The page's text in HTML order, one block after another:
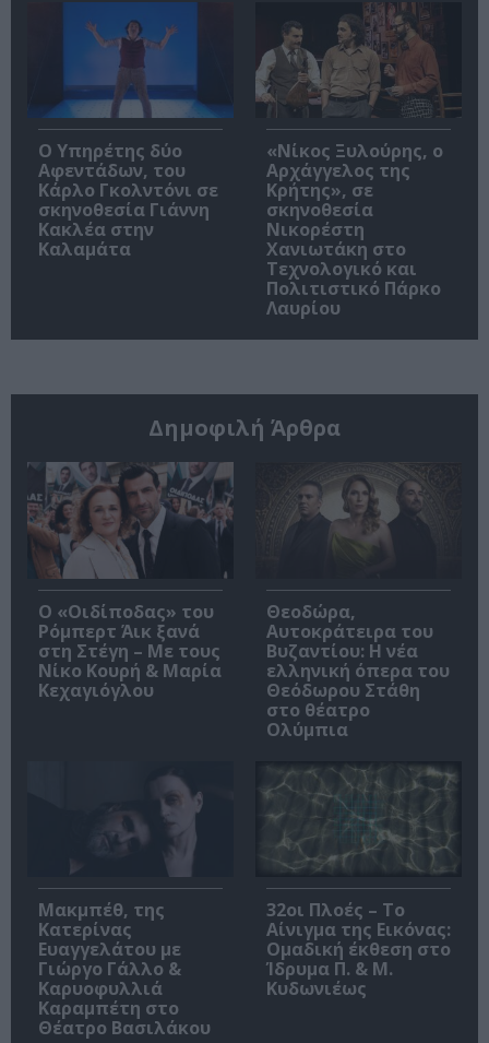
Ο Υπηρέτης δύο
Αφεντάδων, του
Κάρλο Γκολντόνι σε
σκηνοθεσία Γιάννη
Κακλέα στην
Καλαμάτα
«Νίκος Ξυλούρης, ο
Αρχάγγελος της
Κρήτης», σε
σκηνοθεσία
Νικορέστη
Χανιωτάκη στο
Τεχνολογικό και
Πολιτιστικό Πάρκο
Λαυρίου
Δημοφιλή Άρθρα
O «Οιδίποδας» του
Ρόμπερτ Άικ ξανά
στη Στέγη – Με τους
Νίκο Κουρή & Μαρία
Κεχαγιόγλου
Θεοδώρα,
Αυτοκράτειρα του
Βυζαντίου: Η νέα
ελληνική όπερα του
Θεόδωρου Στάθη
στο θέατρο
Ολύμπια
Μακμπέθ, της
Κατερίνας
Ευαγγελάτου με
Γιώργο Γάλλο &
Καρυοφυλλιά
Καραμπέτη στο
Θέατρο Βασιλάκου
32οι Πλοές – Το
Αίνιγμα της Εικόνας:
Ομαδική έκθεση στο
Ίδρυμα Π. & Μ.
Κυδωνιέως